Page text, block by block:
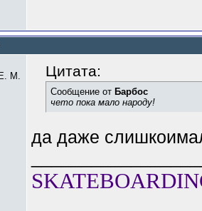
Цитата:
Сообщение от Барбос
чето пока мало народу!
да даже